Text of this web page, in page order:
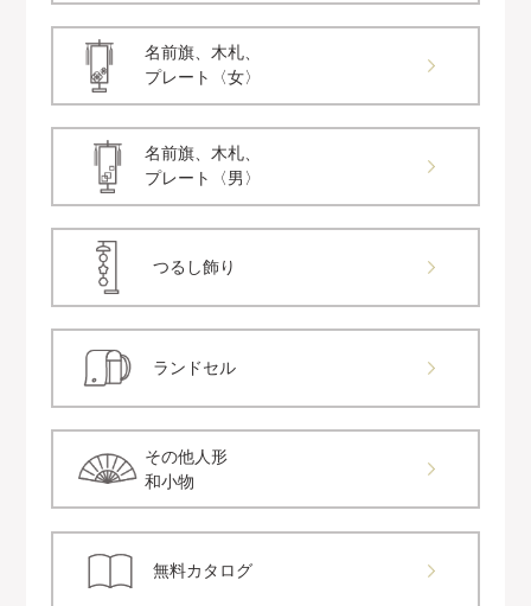
名前旗、木札、
プレート〈女〉
名前旗、木札、
プレート〈男〉
つるし飾り
ランドセル
その他人形
和小物
無料カタログ